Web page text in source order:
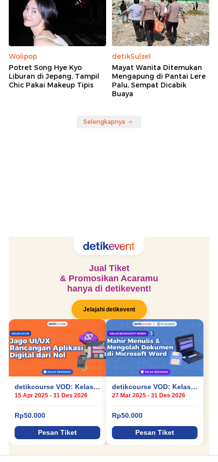
Wolipop
Potret Song Hye Kyo
Liburan di Jepang, Tampil
Chic Pakai Makeup Tipis
detikSulsel
Mayat Wanita Ditemukan
Mengapung di Pantai Lere
Palu, Sempat Dicabik
Buaya
Selengkapnya